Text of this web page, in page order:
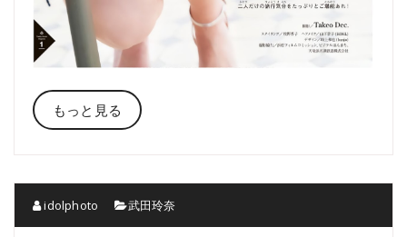
もっと見る
idolphoto 武田玲奈